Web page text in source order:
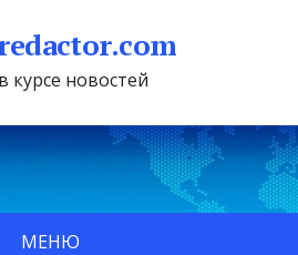
курсе новостей
МЕНЮ